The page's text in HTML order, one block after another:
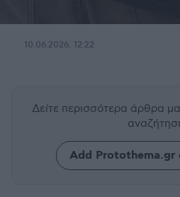
10.06.2026, 12:22
Δείτε περισσότερα άρθρα
Add Protothema.gr